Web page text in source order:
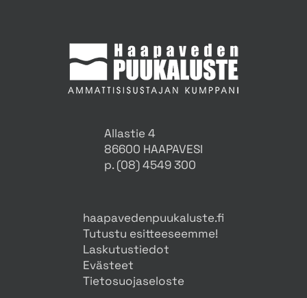
Allastie 4
86600 HAAPAVESI
p. (08) 4549 300
haapavedenpuukaluste.fi
Tutustu esitteeseemme!
Laskutustiedot
Evästeet
Tietosuojaseloste